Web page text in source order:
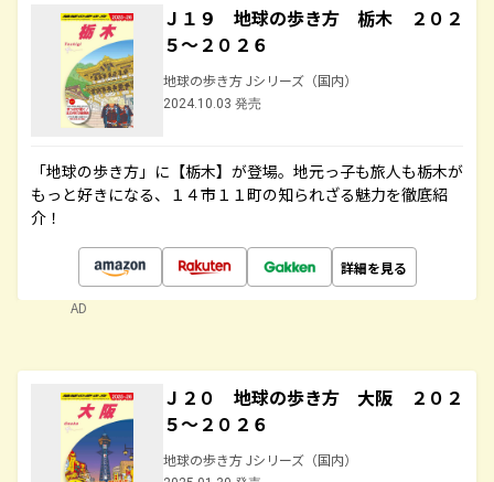
Ｊ１９ 地球の歩き方 栃木 ２０２
５～２０２６
地球の歩き方 Jシリーズ（国内）
2024.10.03 発売
「地球の歩き方」に【栃木】が登場。地元っ子も旅人も栃木が
もっと好きになる、１４市１１町の知られざる魅力を徹底紹
介！
詳細を見る
AD
Ｊ２０ 地球の歩き方 大阪 ２０２
５～２０２６
地球の歩き方 Jシリーズ（国内）